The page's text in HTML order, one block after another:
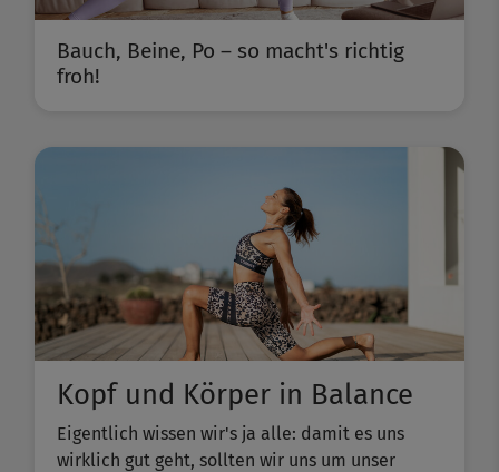
Bauch, Beine, Po – so macht's richtig
froh!
Kopf und Körper in Balance
Eigentlich wissen wir's ja alle: damit es uns
wirklich gut geht, sollten wir uns um unser